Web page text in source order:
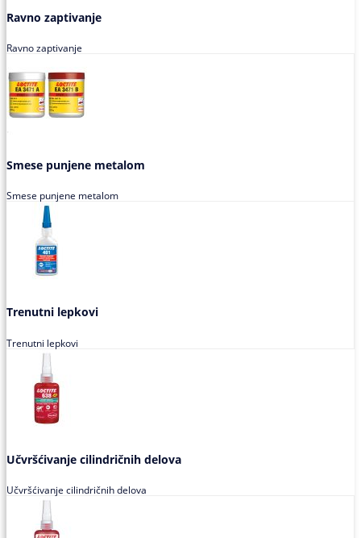
Ravno zaptivanje
Ravno zaptivanje
Smese punjene metalom
Smese punjene metalom
Trenutni lepkovi
Trenutni lepkovi
Učvršćivanje cilindričnih delova
Učvršćivanje cilindričnih delova